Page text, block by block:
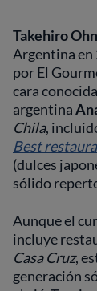
Takehiro
Argentina
por El
cara
argentina
Chila,
Best
(dulces
sólido
Aunque el
incluye
Casa Cruz,
generación